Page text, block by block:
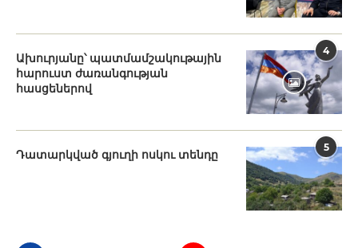
4
Ախուրյանը՝ պատմամշակութային
հարուստ ժառանգության
հասցեներով
5
Դատարկված գյուղի ոսկու տենդը